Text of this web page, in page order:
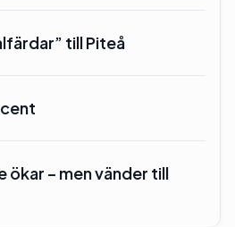
till Piteå
ökar – men vänder till